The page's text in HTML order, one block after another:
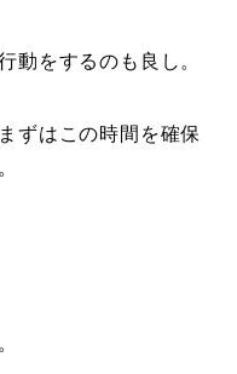
動をするのも良し。
ずはこの時間を確保